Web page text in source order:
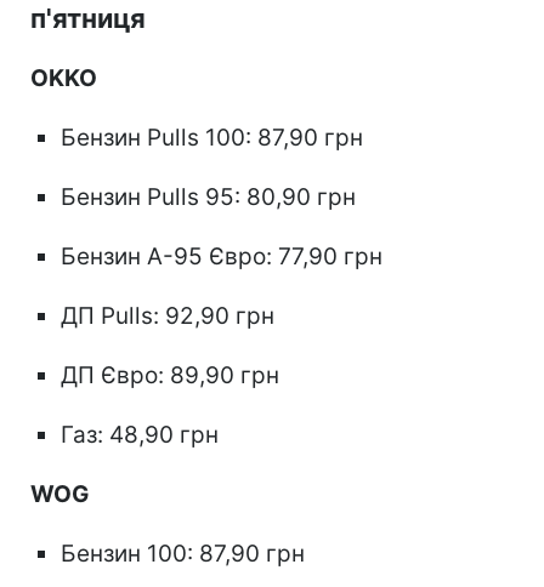
п'ятниця
OKKO
Бензин Pulls 100: 87,90 грн
Бензин Pulls 95: 80,90 грн
Бензин А-95 Євро: 77,90 грн
ДП Pulls: 92,90 грн
ДП Євро: 89,90 грн
Газ: 48,90 грн
WOG
Бензин 100: 87,90 грн